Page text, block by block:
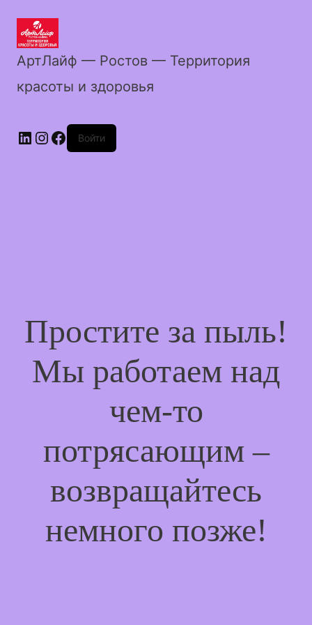
АртЛайф — Ростов — Территория
красоты и здоровья
LinkedIn
Instagram
Facebook
Войти
Простите за пыль!
Мы работаем над
чем-то
потрясающим –
возвращайтесь
немного позже!